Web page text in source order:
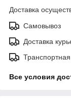
Доставка
Самовывоз
Доставка
Все условия